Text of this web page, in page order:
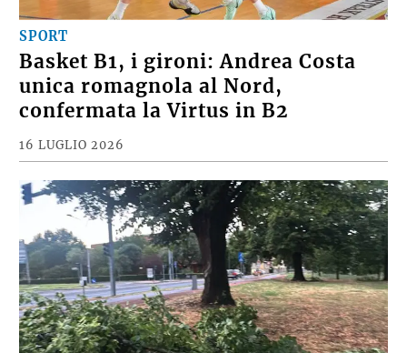
SPORT
Basket B1, i gironi: Andrea Costa
unica romagnola al Nord,
confermata la Virtus in B2
16 LUGLIO 2026